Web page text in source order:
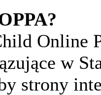
Online
w
strony